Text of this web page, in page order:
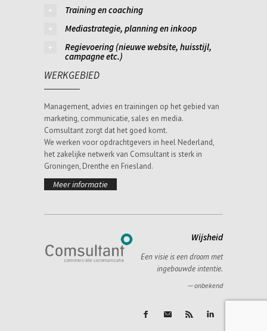
Training en coaching
Mediastrategie, planning en inkoop
Regievoering (nieuwe website, huisstijl,
campagne etc.)
WERKGEBIED
Management, advies en trainingen op het gebied van
marketing, communicatie, sales en media.
Comsultant zorgt dat het goed komt.
We werken voor opdrachtgevers in heel Nederland,
het zakelijke netwerk van Comsultant is sterk in
Groningen, Drenthe en Friesland.
Meer informatie
Wijsheid
Een visie is een droom met
ingebouwde intentie.
—onbekend